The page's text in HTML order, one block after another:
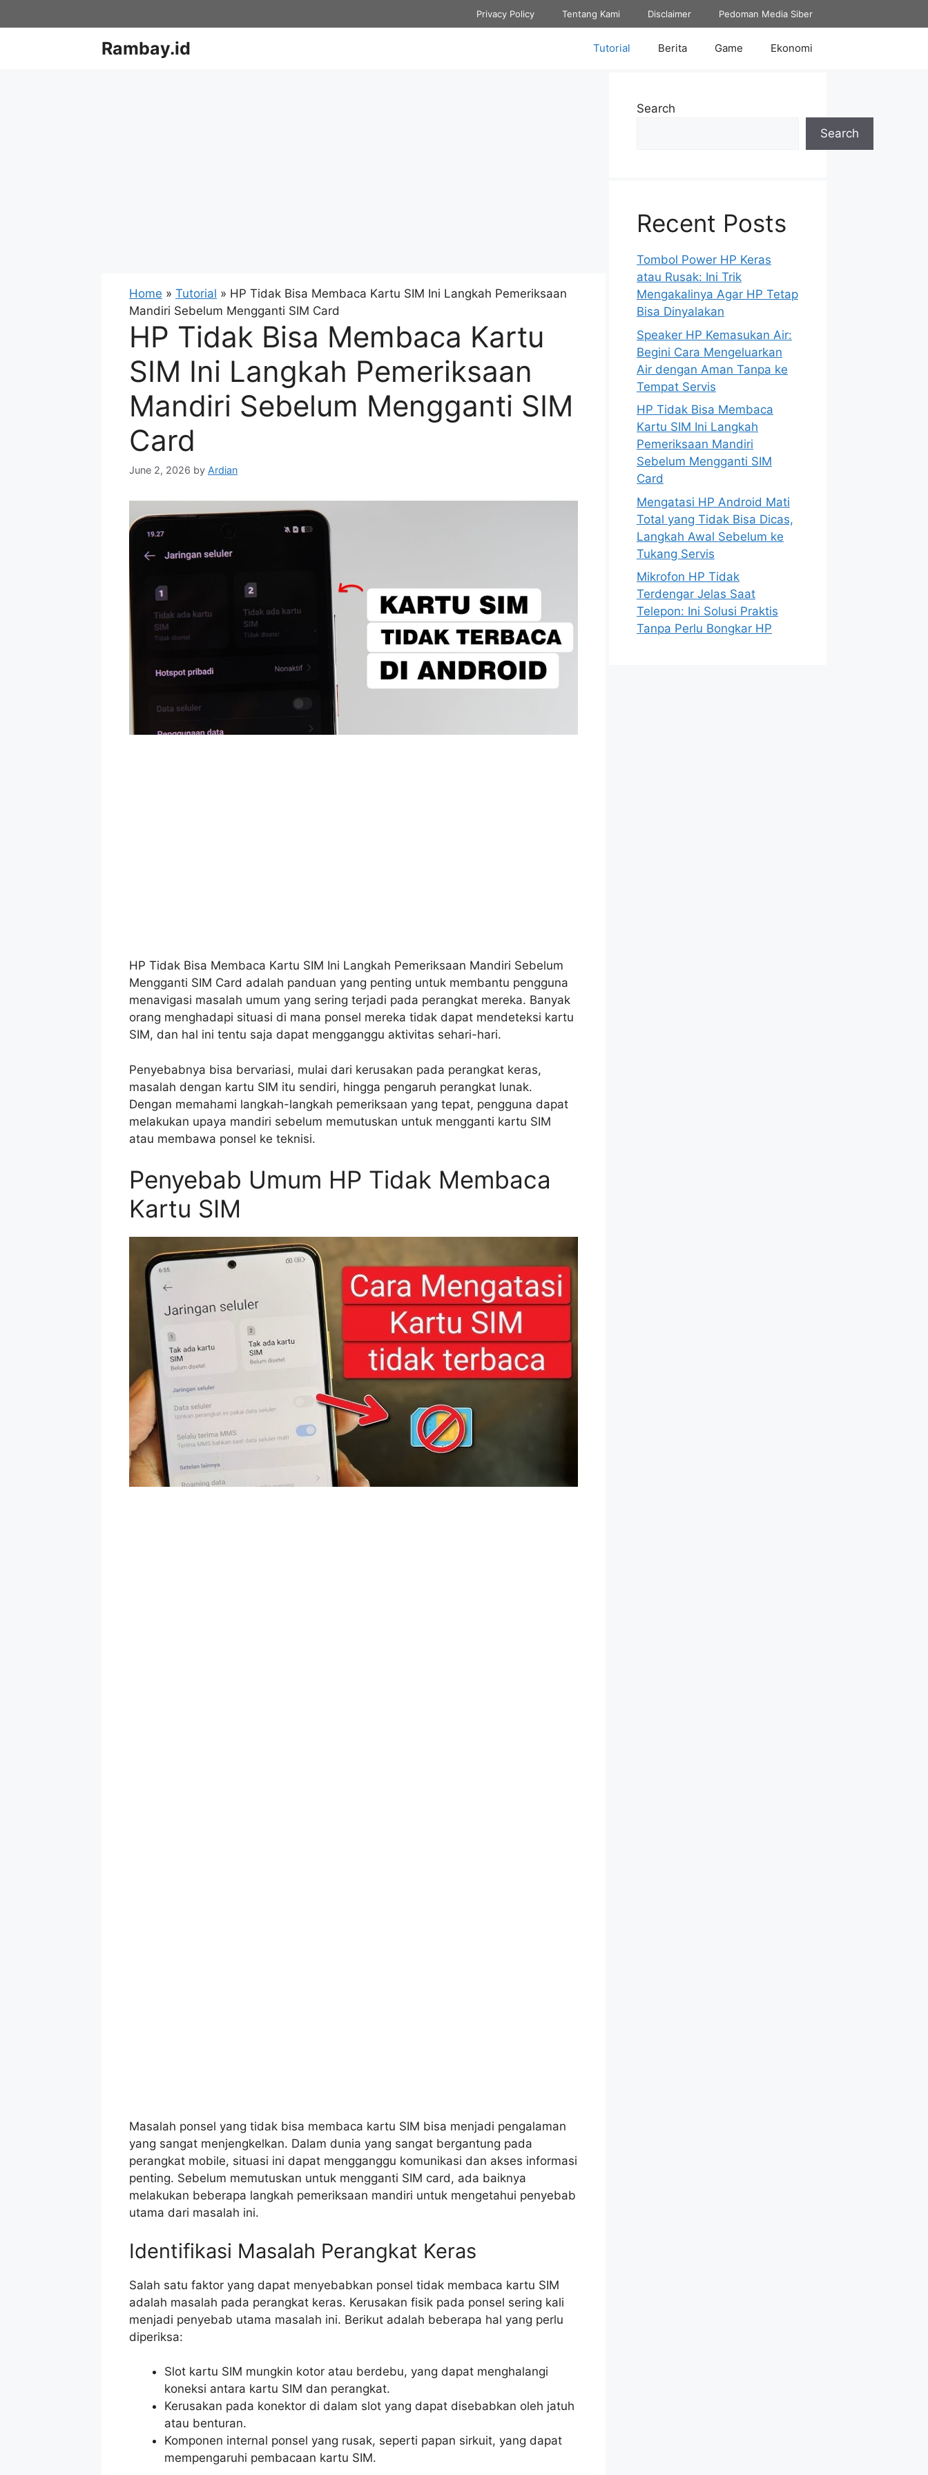
to
Privacy Policy Tentang Kami Disclaimer Pedoman Media Siber
Rambay.id Tutorial Berita Game Ekonomi
Home » Tutorial » HP Tidak Bisa Membaca Kartu SIM Ini Langkah Pemeriksaan
Mandiri Sebelum Mengganti SIM Card
HP Tidak Bisa Membaca Kartu
SIM Ini Langkah Pemeriksaan
Mandiri Sebelum Mengganti SIM
Card
June 2, 2026 by Ardian
HP Tidak Bisa Membaca Kartu SIM Ini Langkah Pemeriksaan Mandiri Sebelum
Mengganti SIM Card adalah panduan yang penting untuk membantu pengguna
menavigasi masalah umum yang sering terjadi pada perangkat mereka. Banyak
orang menghadapi situasi di mana ponsel mereka tidak dapat mendeteksi kartu
SIM, dan hal ini tentu saja dapat mengganggu aktivitas sehari-hari.
Penyebabnya bisa bervariasi, mulai dari kerusakan pada perangkat keras,
masalah dengan kartu SIM itu sendiri, hingga pengaruh perangkat lunak.
Dengan memahami langkah-langkah pemeriksaan yang tepat, pengguna dapat
melakukan upaya mandiri sebelum memutuskan untuk mengganti kartu SIM
atau membawa ponsel ke teknisi.
Penyebab Umum HP Tidak Membaca
Kartu SIM
Masalah ponsel yang tidak bisa membaca kartu SIM bisa menjadi pengalaman
yang sangat menjengkelkan. Dalam dunia yang sangat bergantung pada
perangkat mobile, situasi ini dapat mengganggu komunikasi dan akses informasi
penting. Sebelum memutuskan untuk mengganti SIM card, ada baiknya
melakukan beberapa langkah pemeriksaan mandiri untuk mengetahui penyebab
utama dari masalah ini.
Identifikasi Masalah Perangkat Keras
Salah satu faktor yang dapat menyebabkan ponsel tidak membaca kartu SIM
adalah masalah pada perangkat keras. Kerusakan fisik pada ponsel sering kali
menjadi penyebab utama masalah ini. Berikut adalah beberapa hal yang perlu
diperiksa:
Slot kartu SIM mungkin kotor atau berdebu, yang dapat menghalangi
koneksi antara kartu SIM dan perangkat.
Kerusakan pada konektor di dalam slot yang dapat disebabkan oleh jatuh
atau benturan.
Komponen internal ponsel yang rusak, seperti papan sirkuit, yang dapat
mempengaruhi pembacaan kartu SIM.
Search
Search
Recent Posts
Tombol Power HP Keras
atau Rusak: Ini Trik
Mengakalinya Agar HP Tetap
Bisa Dinyalakan
Speaker HP Kemasukan Air:
Begini Cara Mengeluarkan
Air dengan Aman Tanpa ke
Tempat Servis
HP Tidak Bisa Membaca
Kartu SIM Ini Langkah
Pemeriksaan Mandiri
Sebelum Mengganti SIM
Card
Mengatasi HP Android Mati
Total yang Tidak Bisa Dicas,
Langkah Awal Sebelum ke
Tukang Servis
Mikrofon HP Tidak
Terdengar Jelas Saat
Telepon: Ini Solusi Praktis
Tanpa Perlu Bongkar HP